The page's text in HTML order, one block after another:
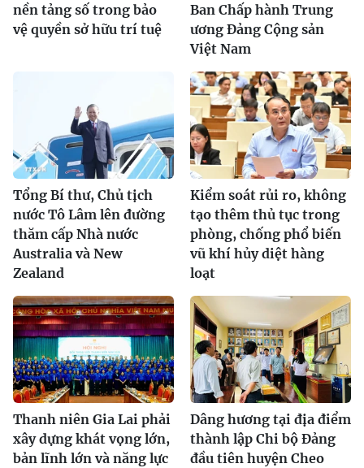
nền tảng số trong bảo
vệ quyền sở hữu trí tuệ
Ban Chấp hành Trung
ương Đảng Cộng sản
Việt Nam
Tổng Bí thư, Chủ tịch
nước Tô Lâm lên đường
thăm cấp Nhà nước
Australia và New
Zealand
Kiểm soát rủi ro, không
tạo thêm thủ tục trong
phòng, chống phổ biến
vũ khí hủy diệt hàng
loạt
Thanh niên Gia Lai phải
xây dựng khát vọng lớn,
bản lĩnh lớn và năng lực
Dâng hương tại địa điểm
thành lập Chi bộ Đảng
đầu tiên huyện Cheo